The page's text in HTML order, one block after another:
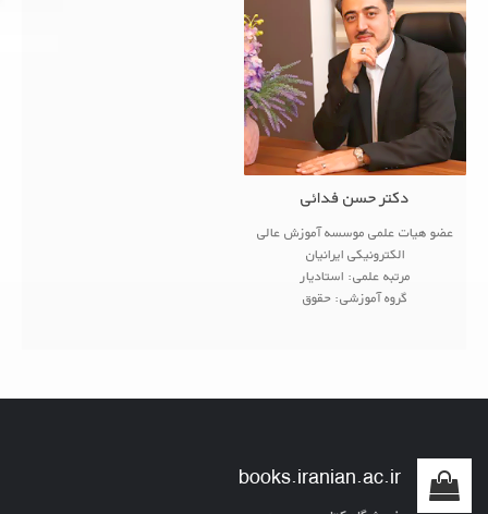
دکتر حسن فدائی
عضو هیات علمی موسسه آموزش عالی
الکترونیکی ایرانیان
مرتبه علمی: استادیار
گروه آموزشی: حقوق
books.iranian.ac.ir